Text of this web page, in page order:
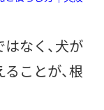
なく、犬が
ことが、根